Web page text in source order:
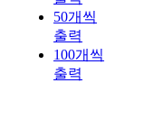
50개씩
출력
100개씩
출력